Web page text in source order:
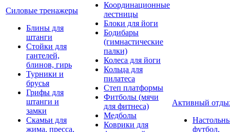
Силовые тренажеры
Блины для
штанги
Стойки для
гантелей,
блинов, гирь
Турники и
брусья
Грифы для
штанги и
замки
Скамьи для
жима, пресса,
Координационные
лестницы
Блоки для йоги
Бодибары
(гимнастические
палки)
Колеса для йоги
Кольца для
пилатеса
Степ платформы
Фитболы (мячи
для фитнеса)
Медболы
Коврики для
Активный
футбол,